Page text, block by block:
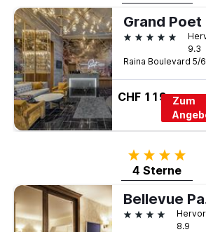
5 Sterne
9.3
CHF 119 Zum
4 Sterne
4 Sterne
4 Sterne
8.9